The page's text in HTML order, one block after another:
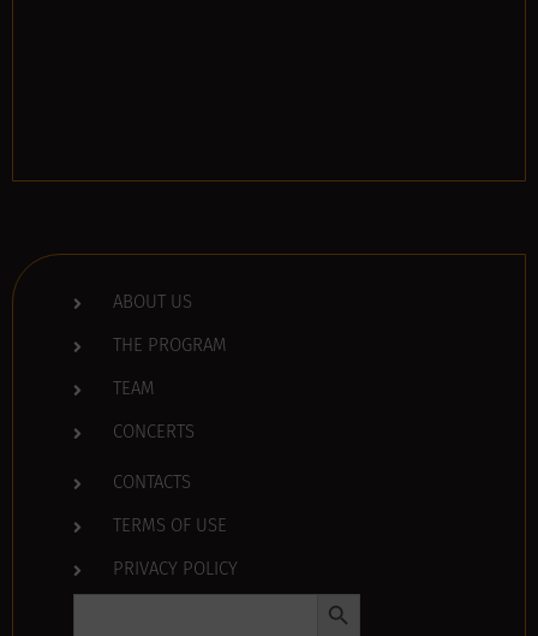
ABOUT US
THE PROGRAM
TEAM
CONCERTS
CONTACTS
TERMS OF USE
PRIVACY POLICY
Search Search Button